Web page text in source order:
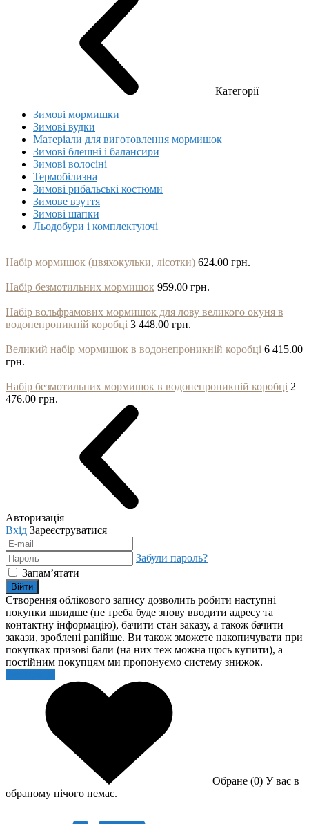
Категорії
Зимові мормишки
Зимові вудки
Матеріали для виготовлення мормишок
Зимові блешні і балансири
Зимові волосіні
Термобілизна
Зимові рибальські костюми
Зимове взуття
Зимові шапки
Льодобури і комплектуючі
Набір мормишок (цвяхокульки, лісотки) 624.00 грн.
Набір безмотильних мормишок 959.00 грн.
Набір вольфрамових мормишок для лову великого окуня в
водонепроникній коробці 3 448.00 грн.
Великий набір мормишок в водонепроникній коробці 6 415.00
грн.
Набір безмотильних мормишок в водонепроникній коробці 2
476.00 грн.
Авторизація
Вхід Зареєструватися
Забули пароль?
Запам’ятати
Війти
Створення облікового запису дозволить робити наступні
покупки швидше (не треба буде знову вводити адресу та
контактну інформацію), бачити стан заказу, а також бачити
закази, зроблені ранійше. Ви також зможете накопичувати при
покупках призові бали (на них теж можна щось купити), а
постійним покупцям ми пропонуємо систему знижок.
Обране (0) У вас в
обраному нічого немає.